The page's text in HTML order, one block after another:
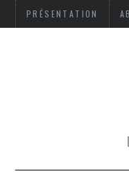
PRÉSENTATION